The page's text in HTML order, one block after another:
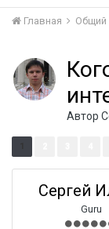
Главная Общий
Автор
Сергей
Guru